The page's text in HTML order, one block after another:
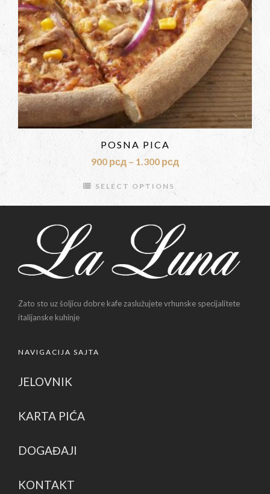
POSNA PICA
900 рсд – 1.300 рсд
SELECT OPTIONS
Zato sto uz šoljicu dobre kafe zaslužujete vrhunske specijalitete
italijanske kuhinje
NAVIGACIJA SAJTA
JELOVNIK
KARTA PIĆA
DOGAĐAJI
KONTAKT